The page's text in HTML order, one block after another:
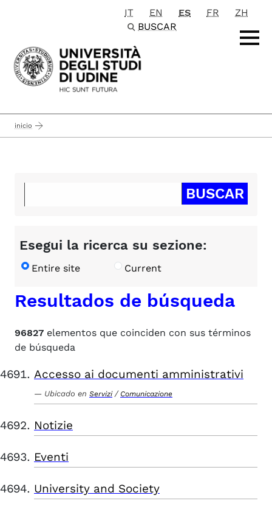
Passa al contenuto principale
IT EN ES FR
ZH
BUSCAR
inicio
Esegui la ricerca su sezione:
Entire site Current
Resultados de búsqueda
96827 elementos que coinciden con sus términos
de búsqueda
Accesso ai documenti amministrativi
Ubicado en Servizi / Comunicazione
Notizie
Eventi
University and Society